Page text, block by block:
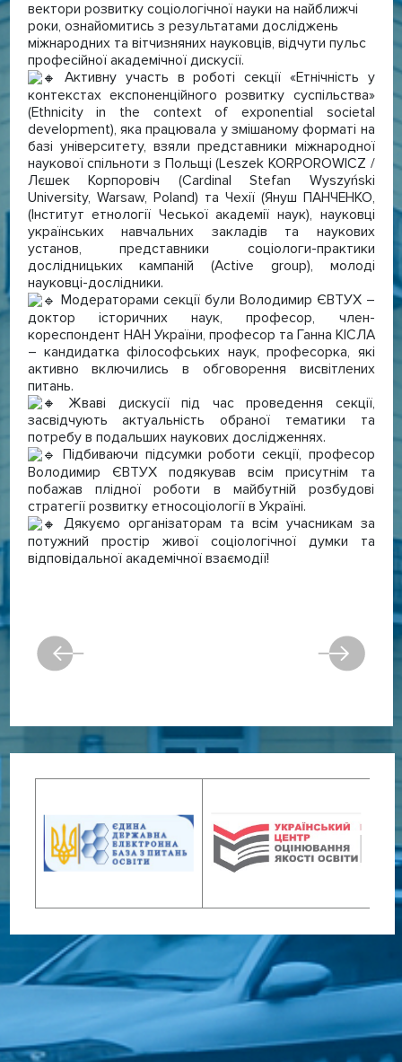
вектори розвитку соціологічної науки на найближчі
роки, ознайомитись з результатами досліджень
міжнародних та вітчизняних науковців, відчути пульс
професійної академічної дискусії.
Активну участь в роботі секції «Етнічність у
контекстах експоненційного розвитку суспільства»
(Еthnicity in the context of exponential societal
development), яка працювала у змішаному форматі на
базі університету, взяли представники міжнародної
наукової спільноти з Польщі (Leszek KORPOROWICZ /
Лєшек Корпоровіч (Cardinal Stefan Wyszyński
University, Warsaw, Poland) та Чехії (Януш ПАНЧЕНКО,
(Інститут етнології Чеської академії наук), науковці
українських навчальних закладів та наукових
установ, представники соціологи-практики
дослідницьких кампаній (Аctive group), молоді
науковці-дослідники.
Модераторами секції були Володимир ЄВТУХ –
доктор історичних наук, професор, член-
кореспондент НАН України, професор та Ганна КІСЛА
– кандидатка філософських наук, професорка, які
активно включились в обговорення висвітлених
питань.
Жваві дискусії під час проведення секції,
засвідчують актуальність обраної тематики та
потребу в подальших наукових дослідженнях.
Підбиваючи підсумки роботи секції, професор
Володимир ЄВТУХ подякував всім присутнім та
побажав плідної роботи в майбутній розбудові
стратегії розвитку етносоціології в Україні.
Дякуємо організаторам та всім учасникам за
потужний простір живої соціологічної думки та
відповідальної академічної взаємодії!